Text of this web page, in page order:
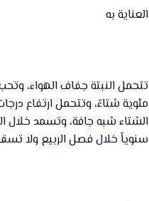
العناية به
مئوية شتاءً، وتتحمل ارتفاع
سنوياً خلال فصل الربيع ولا